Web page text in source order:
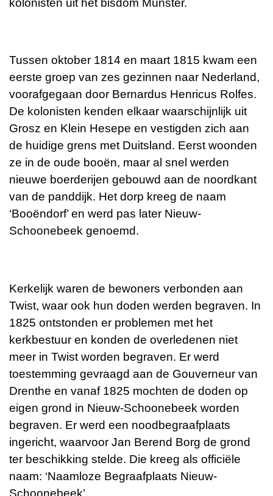
Tussen oktober 1814 en maart 1815 kwam een
eerste groep van zes gezinnen naar Nederland,
voorafgegaan door Bernardus Henricus Rolfes.
De kolonisten kenden elkaar waarschijnlijk uit
Grosz en Klein Hesepe en vestigden zich aan
de huidige grens met Duitsland. Eerst woonden
ze in de oude booën, maar al snel werden
nieuwe boerderijen gebouwd aan de noordkant
van de panddijk. Het dorp kreeg de naam
‘Booëndorf’ en werd pas later Nieuw-
Schoonebeek genoemd.
Kerkelijk waren de bewoners verbonden aan
Twist, waar ook hun doden werden begraven. In
1825 ontstonden er problemen met het
kerkbestuur en konden de overledenen niet
meer in Twist worden begraven. Er werd
toestemming gevraagd aan de Gouverneur van
Drenthe en vanaf 1825 mochten de doden op
eigen grond in Nieuw-Schoonebeek worden
begraven. Er werd een noodbegraafplaats
ingericht, waarvoor Jan Berend Borg de grond
ter beschikking stelde. Die kreeg als officiële
naam: ‘Naamloze Begraafplaats Nieuw-
Schoonebeek’.